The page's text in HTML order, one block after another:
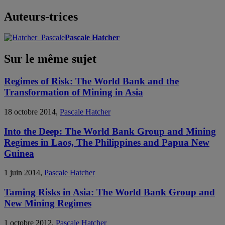
Auteurs-trices
Pascale Hatcher
Sur le même sujet
Regimes of Risk: The World Bank and the
Transformation of Mining in Asia
18 octobre 2014, Pascale Hatcher
Into the Deep: The World Bank Group and Mining
Regimes in Laos, The Philippines and Papua New
Guinea
1 juin 2014, Pascale Hatcher
Taming Risks in Asia: The World Bank Group and
New Mining Regimes
1 octobre 2012, Pascale Hatcher